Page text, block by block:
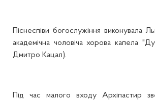
Піснеспіви богослужіння виконувала
академічна чоловіча хорова капела
Дмитро Кацал).
Під час малого входу Архіпастир